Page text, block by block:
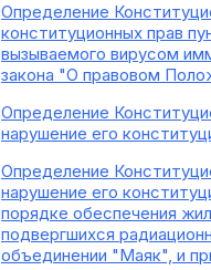
Определение
конституционных прав
вызываемого вирусом
закона "О правовом
Определение
нарушение его
Определение
нарушение его
порядке обеспечения
подвергшихся
объединении "Маяк", и